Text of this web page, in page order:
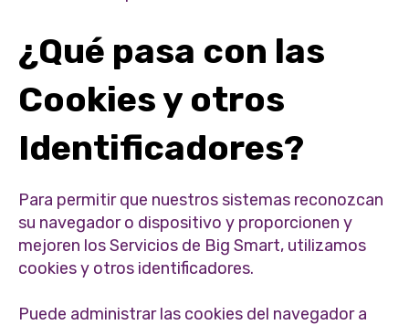
¿Qué pasa con las
Cookies y otros
Identificadores?
Para permitir que nuestros sistemas reconozcan
su navegador o dispositivo y proporcionen y
mejoren los Servicios de Big Smart, utilizamos
cookies y otros identificadores.
Puede administrar las cookies del navegador a